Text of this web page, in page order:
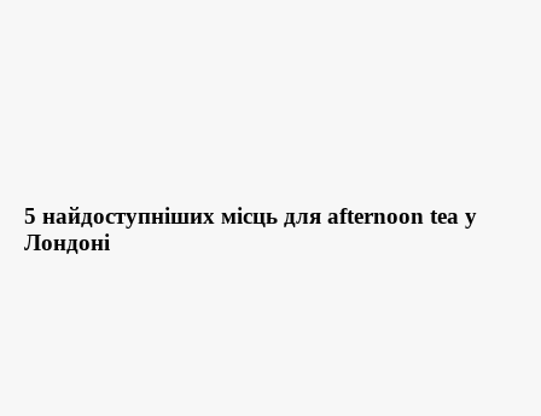
5 найдоступніших місць для afternoon tea у
Лондоні